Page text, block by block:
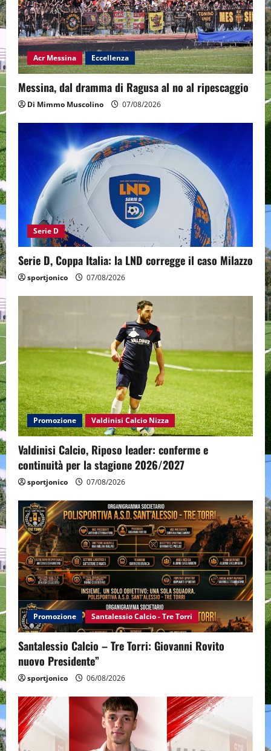
Acr Messina Eccellenza
Messina, dal dramma di Ragusa al no al ripescaggio
Di Mimmo Muscolino 07/08/2026
Serie D
Serie D, Coppa Italia: la LND corregge il caso Milazzo
sportjonico 07/08/2026
Promozione Valdinisi Calcio Nizza
Valdinisi Calcio, Riposo leader: conferme e
continuità per la stagione 2026/2027
sportjonico 07/08/2026
Promozione Santalessio Calcio - Tre Torri
Santalessio Calcio – Tre Torri: Giovanni Rovito
nuovo Presidente”
sportjonico 06/08/2026